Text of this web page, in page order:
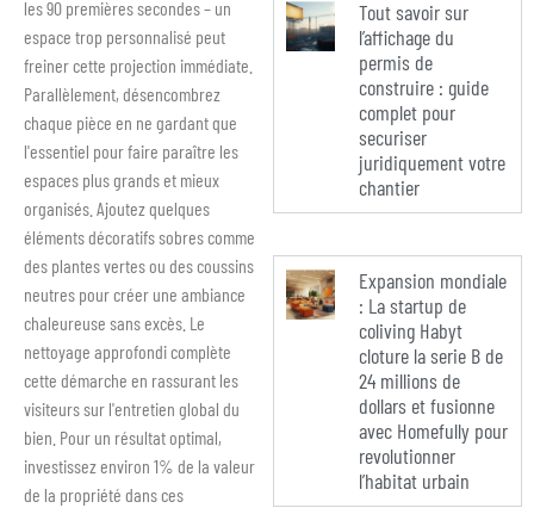
les 90 premières secondes – un
espace trop personnalisé peut
freiner cette projection immédiate.
Parallèlement, désencombrez
chaque pièce en ne gardant que
l'essentiel pour faire paraître les
espaces plus grands et mieux
organisés. Ajoutez quelques
éléments décoratifs sobres comme
des plantes vertes ou des coussins
neutres pour créer une ambiance
chaleureuse sans excès. Le
nettoyage approfondi complète
cette démarche en rassurant les
visiteurs sur l'entretien global du
bien. Pour un résultat optimal,
investissez environ 1% de la valeur
de la propriété dans ces
Tout savoir sur
l’affichage du
permis de
construire : guide
complet pour
securiser
juridiquement votre
chantier
Expansion mondiale
: La startup de
coliving Habyt
cloture la serie B de
24 millions de
dollars et fusionne
avec Homefully pour
revolutionner
l’habitat urbain